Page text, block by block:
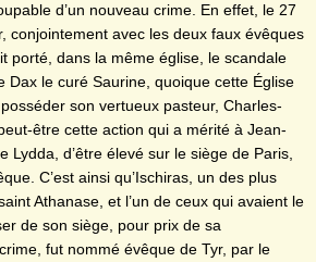
d’un nouveau crime. En effet, le 27
conjointement avec les deux faux évêques
porté, dans la même église, le scandale
Dax le curé Saurine, quoique cette Église
son vertueux pasteur, Charles-
être cette action qui a mérité à Jean-
Lydda, d’être élevé sur le siège de Paris,
C’est ainsi qu’Ischiras, un des plus
Athanase, et l’un de ceux qui avaient le
de son siège, pour prix de sa
fut nommé évêque de Tyr, par le